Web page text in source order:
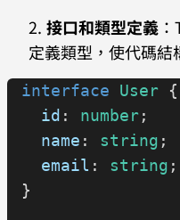
接口和類型定義
定義類型，使代碼結
interface User {
  id
: number;
  name
: string ;
  email
: string ;
}